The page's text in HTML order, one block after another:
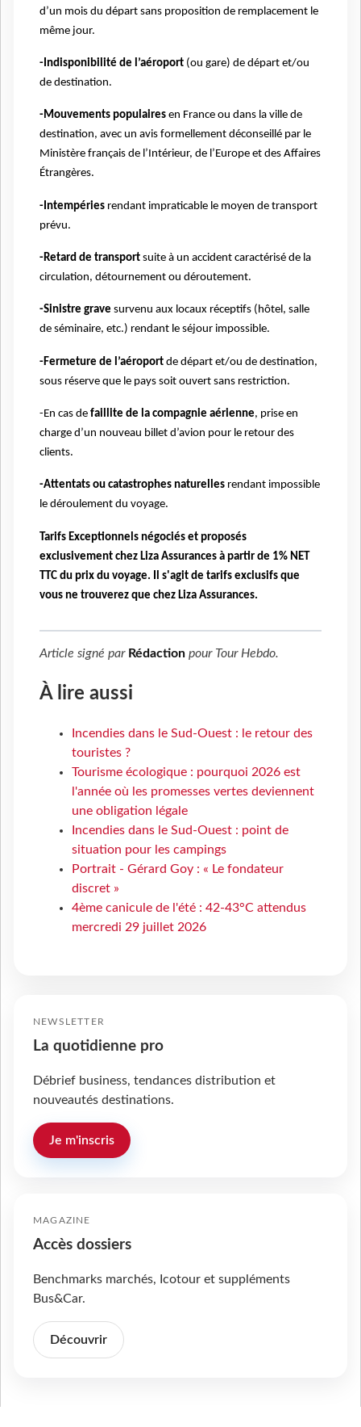
d’un mois du départ sans proposition de remplacement le
même jour.
-Indisponibilité de l’aéroport (ou gare) de départ et/ou
de destination.
-Mouvements populaires en France ou dans la ville de
destination, avec un avis formellement déconseillé par le
Ministère français de l’Intérieur, de l’Europe et des Affaires
Étrangères.
-Intempéries rendant impraticable le moyen de transport
prévu.
-Retard de transport suite à un accident caractérisé de la
circulation, détournement ou déroutement.
-Sinistre grave survenu aux locaux réceptifs (hôtel, salle
de séminaire, etc.) rendant le séjour impossible.
-Fermeture de l’aéroport de départ et/ou de destination,
sous réserve que le pays soit ouvert sans restriction.
-En cas de faillite de la compagnie aérienne, prise en
charge d’un nouveau billet d’avion pour le retour des
clients.
-Attentats ou catastrophes naturelles rendant impossible
le déroulement du voyage.
Tarifs Exceptionnels négociés et proposés
exclusivement chez Liza Assurances à partir de 1% NET
TTC du prix du voyage. Il s'agit de tarifs exclusifs que
vous ne trouverez que chez Liza Assurances.
Article signé par Rédaction pour Tour Hebdo.
À lire aussi
Incendies dans le Sud-Ouest : le retour des
touristes ?
Tourisme écologique : pourquoi 2026 est
l'année où les promesses vertes deviennent
une obligation légale
Incendies dans le Sud-Ouest : point de
situation pour les campings
Portrait - Gérard Goy : « Le fondateur
discret »
4ème canicule de l'été : 42-43°C attendus
mercredi 29 juillet 2026
NEWSLETTER
La quotidienne pro
Débrief business, tendances distribution et
nouveautés destinations.
Je m'inscris
MAGAZINE
Accès dossiers
Benchmarks marchés, Icotour et suppléments
Bus&Car.
Découvrir